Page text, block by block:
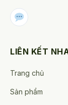
LIÊN KẾT
Trang chủ
Sản phẩm